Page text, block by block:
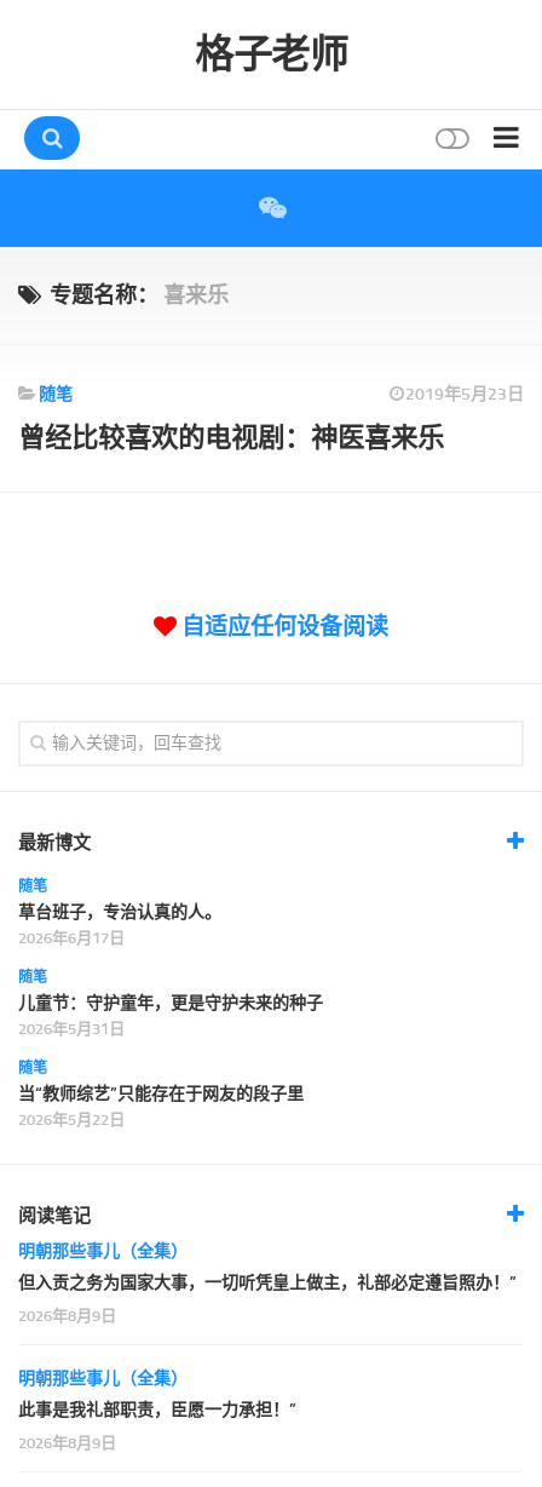
格子老师
互动
友情链接
专题名称： 喜来乐
随笔 2019年5月23日
曾经比较喜欢的电视剧：神医喜来乐
自适应任何设备阅读
最新博文
随笔
草台班子，专治认真的人。
2026年6月17日
随笔
儿童节：守护童年，更是守护未来的种子
2026年5月31日
随笔
当“教师综艺”只能存在于网友的段子里
2026年5月22日
阅读笔记
明朝那些事儿（全集）
但入贡之务为国家大事，一切听凭皇上做主，礼部必定遵旨照办！”
2026年8月9日
明朝那些事儿（全集）
此事是我礼部职责，臣愿一力承担！”
2026年8月9日